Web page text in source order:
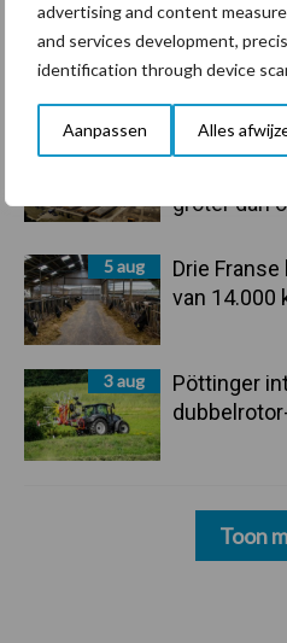
advertising and content
and services development,
identification through device
Aanpassen Alles
Tien
langere
5 aug
“Vraag
groter dan
5 aug
Drie
van 14.000
3 aug
Pöttinger
Toon